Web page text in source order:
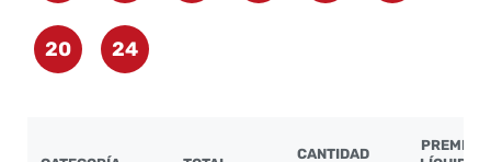
20 24
CANTIDAD
PREMIO